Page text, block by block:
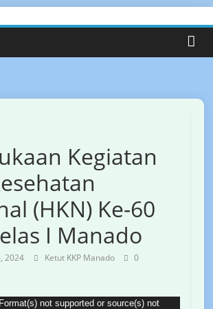
Kegiatan
(HKN) Ke-60
I Manado
2024 Ketut KKP Manado
0
not supported or source(s) not
modal-check